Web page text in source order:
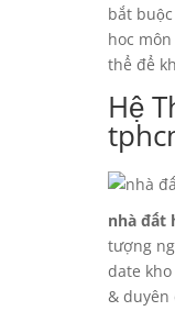
bắt
hoc
thể để
Hệ
nhà đất
tượng
date
& duyên